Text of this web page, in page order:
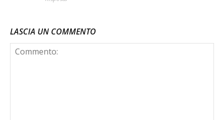
LASCIA UN COMMENTO